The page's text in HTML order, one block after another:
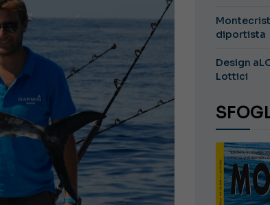
diportista
Design
Lottici